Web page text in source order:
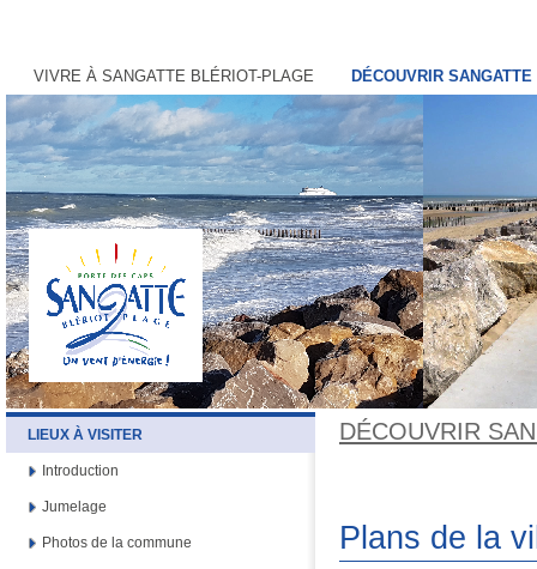
VIVRE À SANGATTE BLÉRIOT-PLAGE DÉCOUVRIR
DÉCOUVRIR
Plans de la
LIEUX À VISITER
Introduction
Jumelage
Photos de la commune